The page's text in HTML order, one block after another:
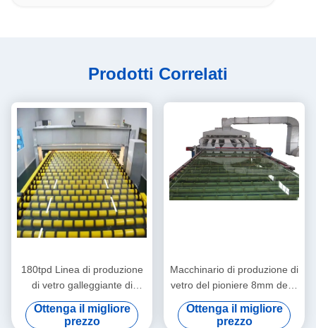
Prodotti Correlati
180tpd Linea di produzione
di vetro galleggiante di
grande capacità Macchine
per la produzione di vetro
Ottenga il migliore
prezzo
Macchinario di produzione di
vetro del pioniere 8mm della
costruzione
Ottenga il migliore
prezzo